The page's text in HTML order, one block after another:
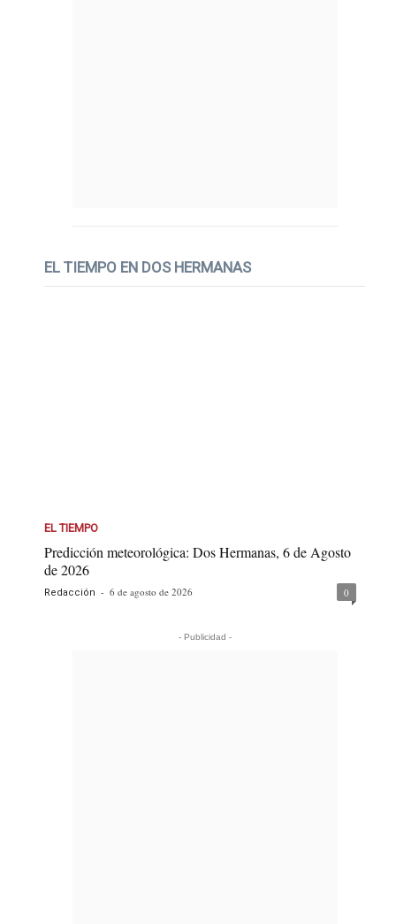
EL TIEMPO EN DOS HERMANAS
EL TIEMPO
Predicción meteorológica: Dos Hermanas, 6 de Agosto
de 2026
Redacción - 6 de agosto de 2026 0
- Publicidad -